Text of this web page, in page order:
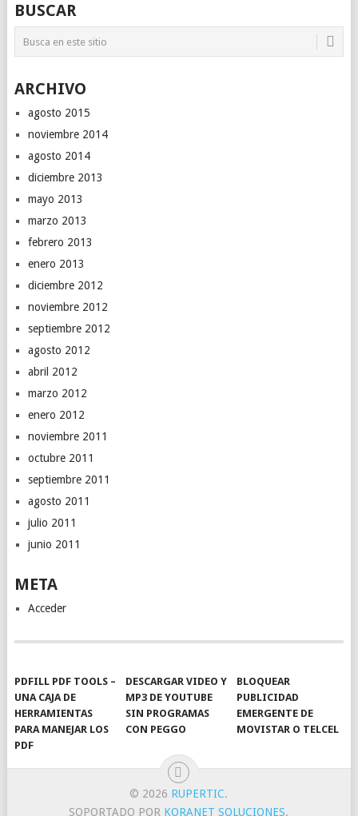
ENTRADAS
BUSCAR
ARCHIVO
agosto 2015
noviembre 2014
agosto 2014
diciembre 2013
mayo 2013
marzo 2013
febrero 2013
enero 2013
diciembre 2012
noviembre 2012
septiembre 2012
agosto 2012
abril 2012
marzo 2012
enero 2012
noviembre 2011
octubre 2011
septiembre 2011
agosto 2011
julio 2011
junio 2011
META
Acceder
PDFILL PDF TOOLS –
UNA CAJA DE
HERRAMIENTAS
PARA MANEJAR LOS
PDF
DESCARGAR VIDEO Y
MP3 DE YOUTUBE
SIN PROGRAMAS
CON PEGGO
BLOQUEAR
PUBLICIDAD
EMERGENTE DE
MOVISTAR O TELCEL
© 2026 RUPERTIC.
SOPORTADO POR KORANET SOLUCIONES.